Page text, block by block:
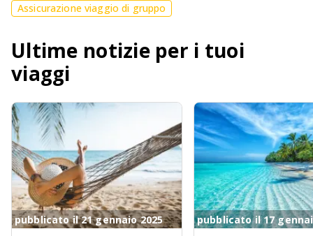
Assicurazione viaggio di gruppo
Ultime notizie per i tuoi
viaggi
pubblicato il 21 gennaio 2025 pubblicato il 17